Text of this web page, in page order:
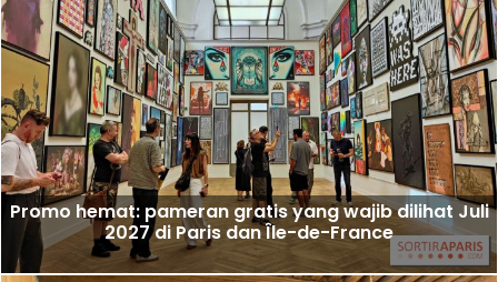
Promo hemat: pameran gratis yang wajib dilihat Juli
2027 di Paris dan Île-de-France